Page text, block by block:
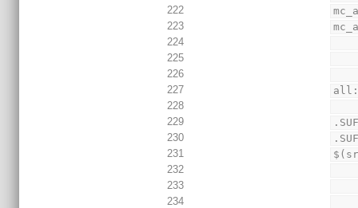
222
223
224
225
226
227
all:
228
229
230
231
232
233
234